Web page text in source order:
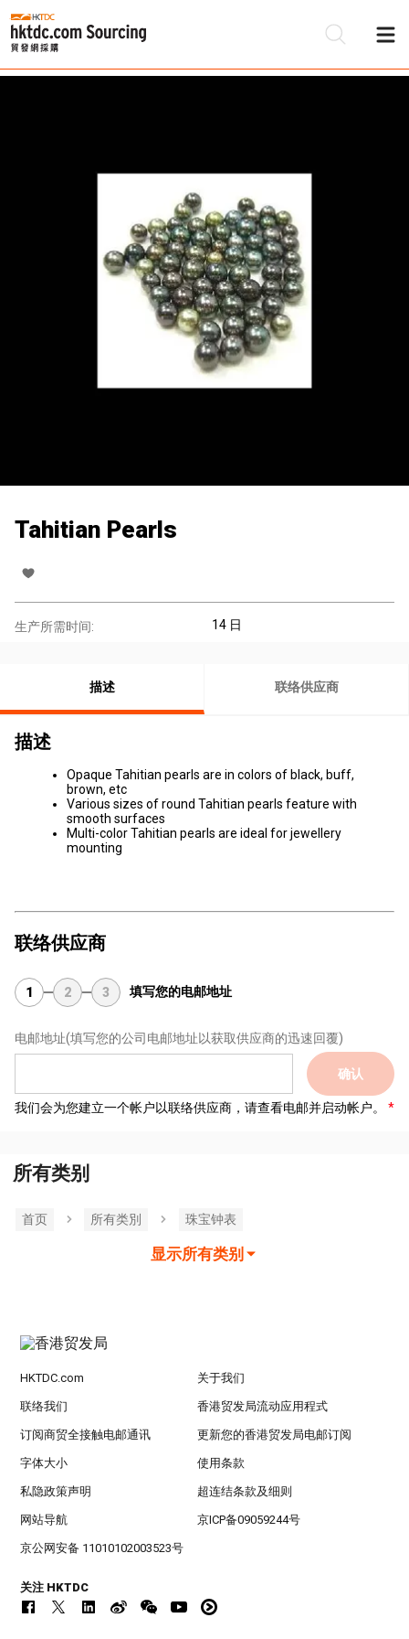
Tahitian Pearls
生产所需时间: 14 日
描述 联络供应商
描述
Opaque Tahitian pearls are in colors of black, buff,
brown, etc
Various sizes of round Tahitian pearls feature with
smooth surfaces
Multi-color Tahitian pearls are ideal for jewellery
mounting
联络供应商
1 2 3 填写您的电邮地址
电邮地址(填写您的公司电邮地址以获取供应商的迅速回覆)
确认
我们会为您建立一个帐户以联络供应商，请查看电邮并启动帐户。
所有类别
首页 所有类別 珠宝钟表
显示所有类别
HKTDC.com 关于我们
联络我们 香港贸发局流动应用程式
订阅商贸全接触电邮通讯 更新您的香港贸发局电邮订阅
字体大小 使用条款
私隐政策声明 超连结条款及细则
网站导航 京ICP备09059244号
京公网安备 11010102003523号
关注 HKTDC